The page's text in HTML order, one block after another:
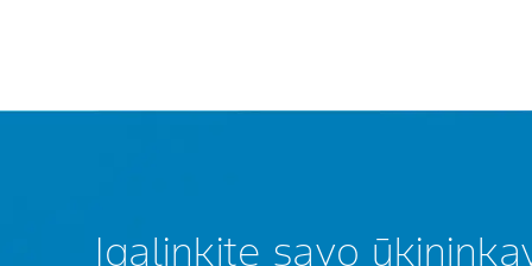
Įgalinkite savo